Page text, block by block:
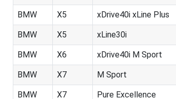
BMW X5 xDrive40i xLine Plus
BMW X5 xLine30i
BMW X6 xDrive40i M Sport
BMW X7 M Sport
BMW X7 Pure Excellence